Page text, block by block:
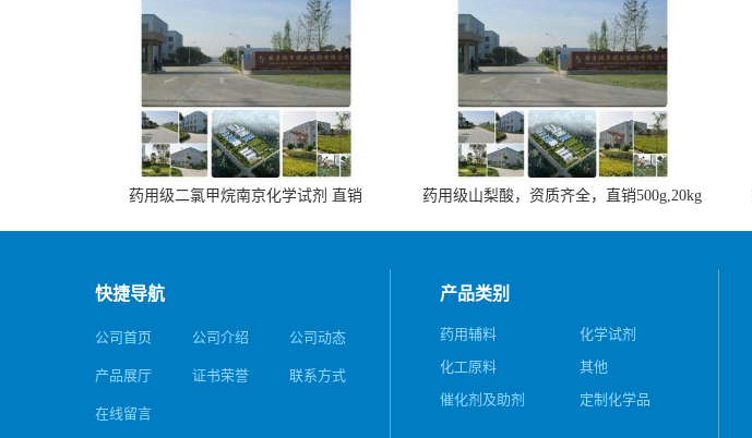
药用级二氯甲烷南京化学试剂 直销 药用级山梨酸，资质齐全，直销500g,20kg
快捷导航
公司首页 公司介绍 公司动态
产品展厅 证书荣誉 联系方式
在线留言
产品类别
药用辅料
化学试剂
化工原料
其他
催化剂及助剂
定制化学品